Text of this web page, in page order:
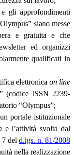
gli approfondimenti
siano messe
e gratuita e che
ed organizzi
qualificati in
elettronica on line
” (codice ISSN 2239-
“Olympus”;
portale istituzionale
e l’attività svolta dal
del d.lgs. n. 81/2008
nella realizzazione